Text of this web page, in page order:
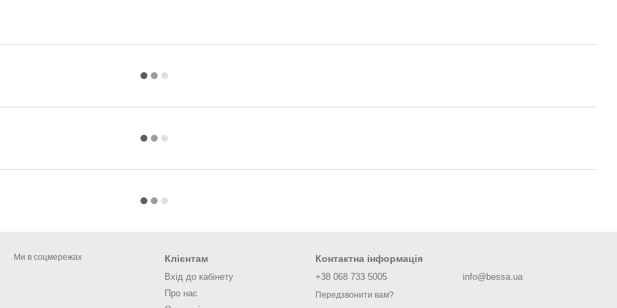
Ми в соцмережах Клієнтам
Вхід до кабінету
Про нас
Контактна інформація
+38 068 733 5005
Передзвонити вам?
info@bessa.ua